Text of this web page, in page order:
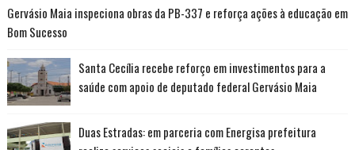
Gervásio Maia inspeciona obras da PB-337 e reforça ações à educação em
Bom Sucesso
Santa Cecília recebe reforço em investimentos para a
saúde com apoio de deputado federal Gervásio Maia
Duas Estradas: em parceria com Energisa prefeitura